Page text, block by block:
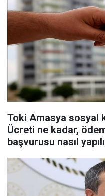
Toki Amasya sosyal
Ücreti ne kadar,
başvurusu nasıl